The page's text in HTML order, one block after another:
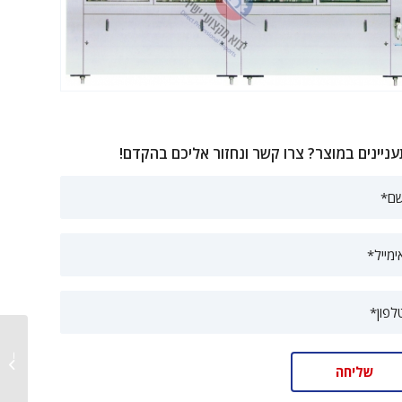
במוצר? צרו קשר ונחזור אליכם בהקדם!